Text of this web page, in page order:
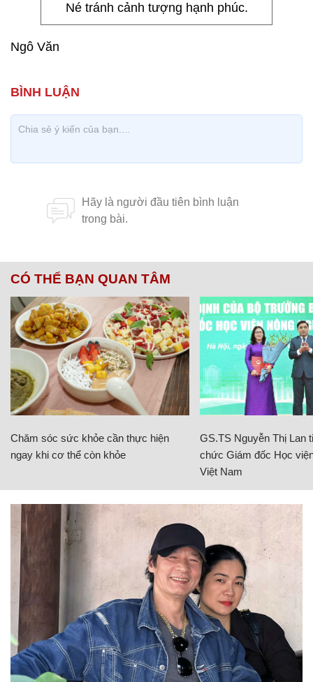
Né tránh cảnh tượng hạnh phúc.
Ngô Văn
CÓ THỂ BẠN QUAN TÂM
Chăm sóc sức khỏe cần thực hiện
ngay khi cơ thể còn khỏe
GS.TS Nguyễn Thị Lan
chức Giám đốc Học
Việt Nam